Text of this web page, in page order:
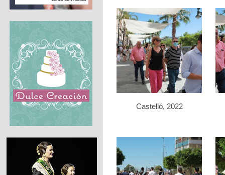
Castelló, 2022